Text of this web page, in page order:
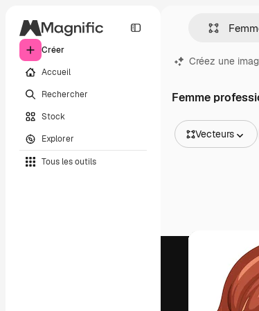
Créer
Accueil
Rechercher
Stock
Explorer
Tous les outils
Créez une
Femme
Vecteurs
Vidéos
Graphiques
Templates vidéos
Modèles 3D